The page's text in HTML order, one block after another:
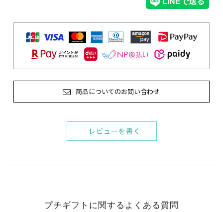
商品についてのお問い合わせ
レビューを書く
プチギフトに関するよくある質問